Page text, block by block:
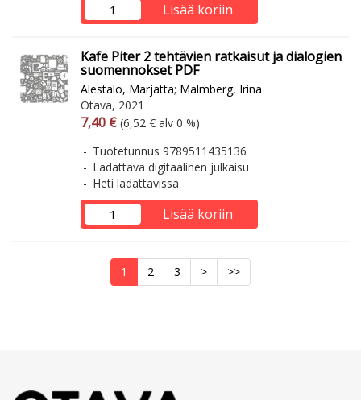
Lisää koriin
Kafe Piter 2 tehtävien ratkaisut ja dialogien
suomennokset PDF
Alestalo, Marjatta; Malmberg, Irina
Otava, 2021
Arvonlisäverollinen hinta
7,40 € Arvonlisäveroton hinta
(6,52 € alv 0 %)
Tuotetunnus 9789511435136
Ladattava digitaalinen julkaisu
Heti ladattavissa
Lisää koriin
1 2 3 > >>